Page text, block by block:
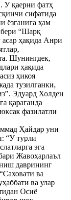
У қаерни фатҳ
сифатида
ёзганига ҳам
“Шарқ
ҳақида Анри
Шунингдек,
ҳақида
ҳикоя
тузилганки,
Эдуард Холден
қараганда
фазилатли
Ҳайдар уни
“У турли
эга
Жавоҳарлаъл
даврининг
ва
ва улар
Осиё